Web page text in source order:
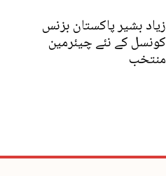
زیاد بشیر پاکستان بزنس
کونسل کے نئے چیئرمین
منتخب